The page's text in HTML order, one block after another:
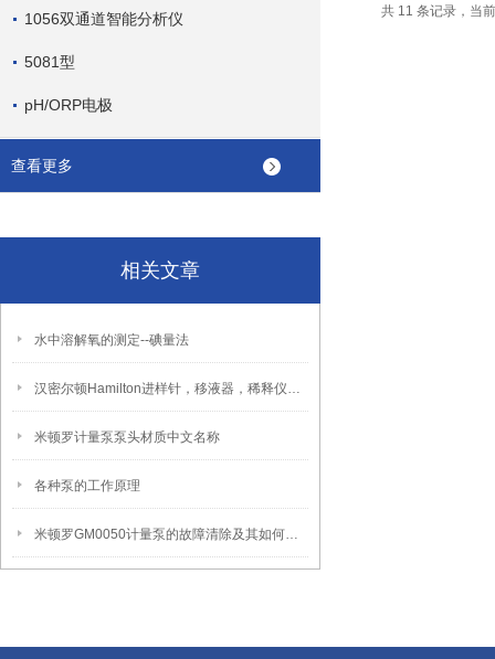
1056双通道智能分析仪
5081型
pH/ORP电极
查看更多
相关文章
水中溶解氧的测定--碘量法
汉密尔顿Hamilton进样针，移液器，稀释仪特点及选型
米顿罗计量泵泵头材质中文名称
各种泵的工作原理
米顿罗GM0050计量泵的故障清除及其如何更好的维护?
共 11 条记录，当